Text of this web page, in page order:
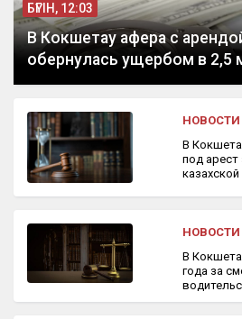
БҮГІН, 12:03
В Кокшетау афера с
обернулась ущербом в 2,5
НОВОСТИ
В
под арест
НОВОСТИ
В
года за